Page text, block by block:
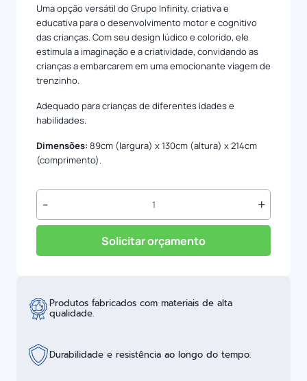
Uma opção versátil do Grupo Infinity, criativa e
educativa para o desenvolvimento motor e cognitivo
das crianças. Com seu design lúdico e colorido, ele
estimula a imaginação e a criatividade, convidando as
crianças a embarcarem em uma emocionante viagem de
trenzinho.
Adequado para crianças de diferentes idades e
habilidades.
Dimensões: 89cm (largura) x 130cm (altura) x 214cm
(comprimento).
Túnel
Lúdico
Trenzinho
- +
Solicitar orçamento
Produtos fabricados com materiais de alta
qualidade.
Durabilidade e resistência ao longo do tempo.